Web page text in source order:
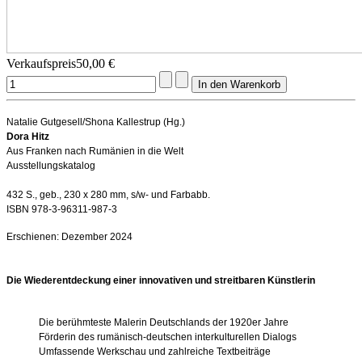
Verkaufspreis50,00 €
Natalie Gutgesell/Shona Kallestrup (Hg.)
Dora Hitz
Aus Franken nach Rumänien in die Welt
Ausstellungskatalog
432 S., geb., 230 x 280 mm, s/w- und Farbabb.
ISBN 978-3-96311-987-3
Erschienen: Dezember 2024
Die Wiederentdeckung einer innovativen und streitbaren Künstlerin
Die berühmteste Malerin Deutschlands der 1920er Jahre
Förderin des rumänisch-deutschen interkulturellen Dialogs
Umfassende Werkschau und zahlreiche Textbeiträge